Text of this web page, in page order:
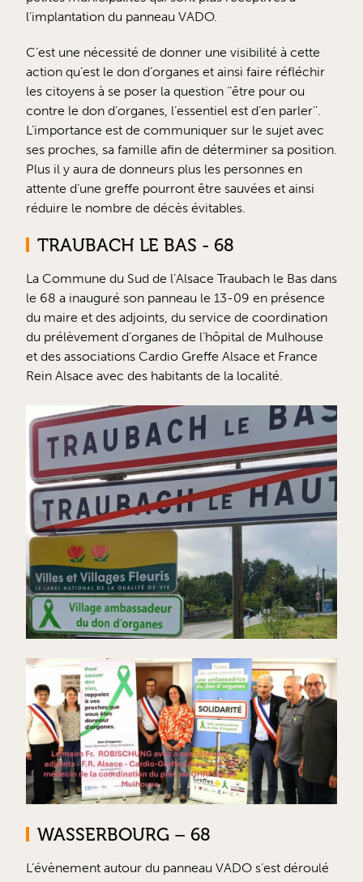
l’implantation du panneau VADO.
C’est une nécessité de donner une visibilité à cette
action qu’est le don d’organes et ainsi faire réfléchir
les citoyens à se poser la question ‘’être pour ou
contre le don d’organes, l’essentiel est d’en parler’’.
L’importance est de communiquer sur le sujet avec
ses proches, sa famille afin de déterminer sa position.
Plus il y aura de donneurs plus les personnes en
attente d’une greffe pourront être sauvées et ainsi
réduire le nombre de décès évitables.
TRAUBACH LE BAS - 68
La Commune du Sud de l’Alsace Traubach le Bas dans
le 68 a inauguré son panneau le 13-09 en présence
du maire et des adjoints, du service de coordination
du prélèvement d’organes de l’hôpital de Mulhouse
et des associations Cardio Greffe Alsace et France
Rein Alsace avec des habitants de la localité.
WASSERBOURG – 68
L’évènement autour du panneau VADO s’est déroulé